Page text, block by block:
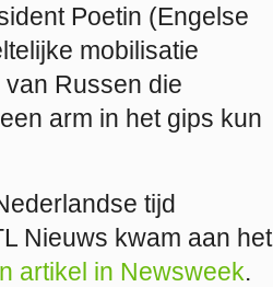
Poetin (Engelse
mobilisatie
Russen die
arm in het gips kun
tijd
Nieuws kwam aan het
artikel in Newsweek.